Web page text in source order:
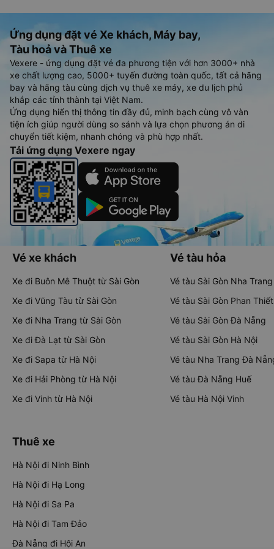
Ứng dụng đặt vé Xe khách, Máy bay,
Tàu hoả và Thuê xe
Vexere - ứng dụng đặt vé đa phương tiện với hơn 3000+ nhà
xe chất lượng cao, 5000+ tuyến đường toàn quốc, tất cả hãng
bay và hãng tàu cùng dịch vụ thuê xe máy, xe du lịch phủ
khắp các tỉnh thành tại Việt Nam.
Ứng dụng hiển thị thông tin đầy đủ, minh bạch cùng vô vàn
tiện ích giúp người dùng so sánh và lựa chọn phương án di
chuyển tiết kiệm, nhanh chóng và phù hợp nhất.
Tải ứng dụng Vexere ngay
Vé xe khách
Xe đi Buôn Mê Thuột từ Sài Gòn
Xe đi Vũng Tàu từ Sài Gòn
Xe đi Nha Trang từ Sài Gòn
Xe đi Đà Lạt từ Sài Gòn
Xe đi Sapa từ Hà Nội
Xe đi Hải Phòng từ Hà Nội
Xe đi Vinh từ Hà Nội
Vé tàu hỏa
Vé tàu Sài Gòn Nha Trang
Vé tàu Sài Gòn Phan Thiết
Vé tàu Sài Gòn Đà Nẵng
Vé tàu Sài Gòn Hà Nội
Vé tàu Nha Trang Đà
Vé tàu Đà Nẵng Huế
Vé tàu Hà Nội Vinh
Thuê xe
Hà Nội đi Ninh Bình
Hà Nội đi Hạ Long
Hà Nội đi Sa Pa
Hà Nội đi Tam Đảo
Đà Nẵng đi Hội An